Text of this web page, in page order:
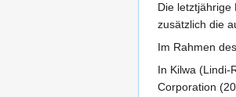
Die letztjährige
zusätzlich die
Im Rahmen
In Kilwa (Lindi-
Corporation